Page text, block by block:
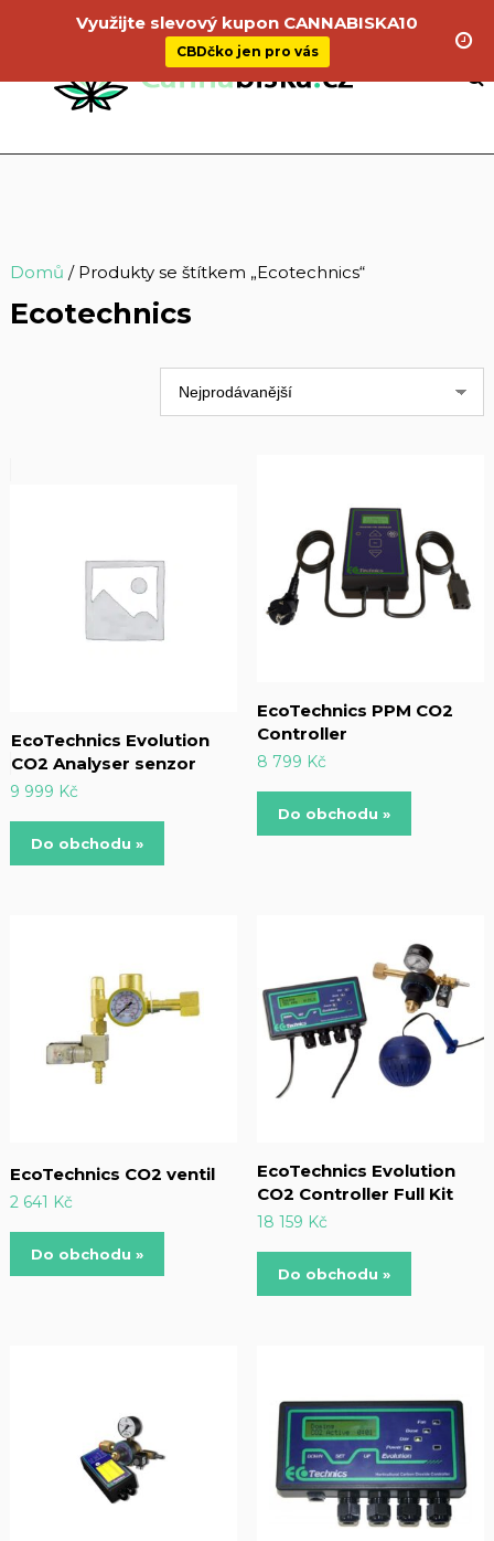
Domů / Produkty se štítkem „Ecotechnics“
Ecotechnics
EcoTechnics Evolution
CO2 Analyser senzor
9 999 Kč
Do obchodu »
EcoTechnics PPM CO2
Controller
8 799 Kč
Do obchodu »
EcoTechnics CO2 ventil
2 641 Kč
Do obchodu »
EcoTechnics Evolution
CO2 Controller Full Kit
18 159 Kč
Do obchodu »
Využijte slevový kupon CANNABISKA10
CBDčko jen pro vás